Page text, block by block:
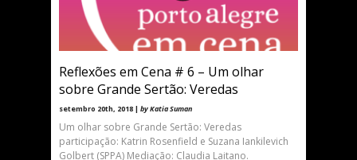
Reflexões em Cena # 6 – Um olhar
sobre Grande Sertão: Veredas
setembro 20th, 2018 | by Katia Suman
Um olhar sobre Grande Sertão: Veredas
participação: Katrin Rosenfield e Suzana Iankilevich
Golbert (SPPA) Mediação: Claudia Laitano.